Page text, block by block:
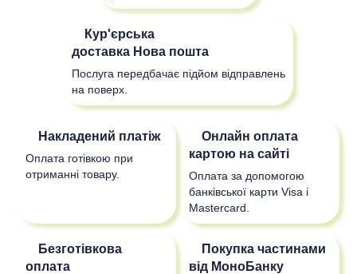
Кур'єрська
доставка Нова пошта
Послуга передбачає підйом відправлень
на поверх.
Накладений платіж
Оплата готівкою при
отриманні товару.
Онлайн оплата
картою на сайті
Оплата за допомогою
банківської карти Visa і
Mastercard.
Безготівкова
оплата
Покупка частинами
від МоноБанку